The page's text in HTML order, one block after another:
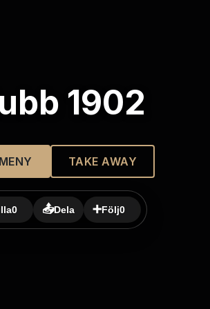
1902
TAKE AWAY
0 📤Dela ➕Följ0